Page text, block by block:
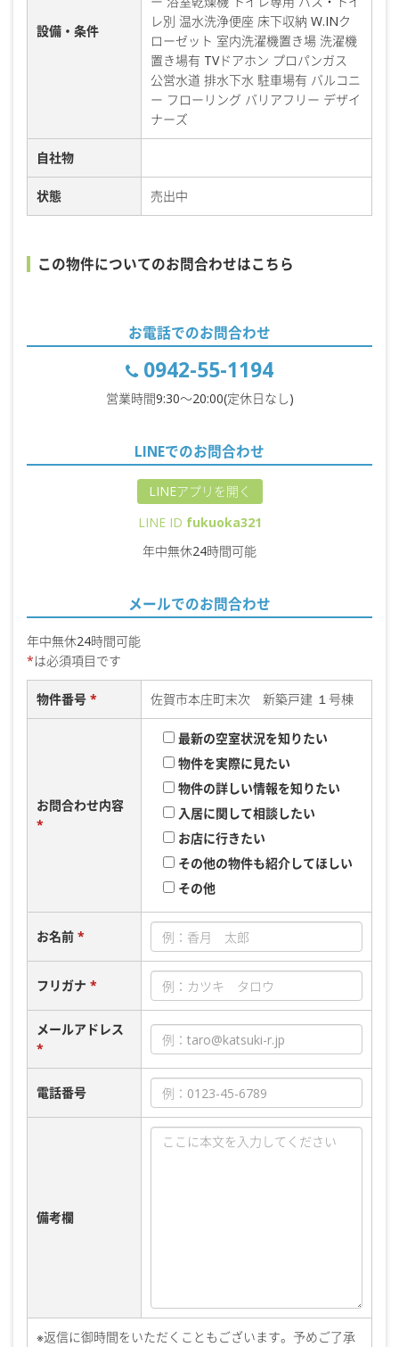
設備・条件
レ別 温水洗浄便座 床下収納 W.INク
ローゼット 室内洗濯機置き場 洗濯機
置き場有 TVドアホン プロパンガス
公営水道 排水下水 駐車場有 バルコニ
ー フローリング バリアフリー デザイ
ナーズ
自社物
状態 売出中
この物件についてのお問合わせはこちら
お電話でのお問合わせ
0942-55-1194
営業時間9:30〜20:00(定休日なし)
LINEでのお問合わせ
LINEアプリを開く
LINE ID fukuoka321
年中無休24時間可能
メールでのお問合わせ
年中無休24時間可能
*は必須項目です
物件番号 * 佐賀市本庄町末次 新築戸建 １号棟
お問合わせ内容
*
最新の空室状況を知りたい
物件を実際に見たい
物件の詳しい情報を知りたい
入居に関して相談したい
お店に行きたい
その他の物件も紹介してほしい
その他
お名前 *
フリガナ *
メールアドレス
*
電話番号
備考欄
※返信に御時間をいただくこともございます。予めご了承